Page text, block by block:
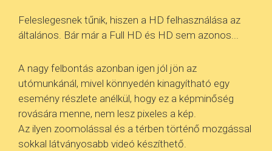
Feleslegesnek tűnik, hiszen a HD felhasználása az
általános. Bár már a Full HD és HD sem azonos...
A nagy felbontás azonban igen jól jön az
utómunkánál, mivel könnyedén kinagyítható egy
esemény részlete anélkül, hogy ez a képminőség
rovására menne, nem lesz pixeles a kép.
Az ilyen zoomolással és a térben történő mozgással
sokkal látványosabb videó készíthető.